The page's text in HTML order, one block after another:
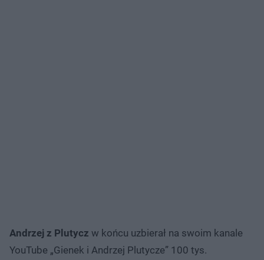
Andrzej z Plutycz w końcu uzbierał na swoim kanale
YouTube „Gienek i Andrzej Plutycze” 100 tys.